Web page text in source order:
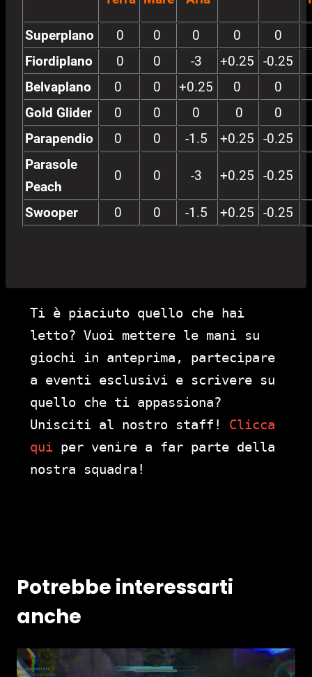
Superplano 0 0 0 0
0
Fiordiplano
0 0 -3 +0.25
-0.25
Belvaplano
0 0 +0.25 0
0
Gold Glider
0 0 0 0
0
Parapendio
0 0 -1.5 +0.25
-0.25
Parasole
Peach
0 0 -3 +0.25 -0.25
Swooper 0 0 -1.5 +0.25 -0.25
Ti è piaciuto quello che hai
letto? Vuoi mettere le mani su
giochi in anteprima, partecipare
a eventi esclusivi e scrivere su
quello che ti appassiona?
Unisciti al nostro staff! Clicca
qui per venire a far parte della
nostra squadra!
Potrebbe interessarti
anche